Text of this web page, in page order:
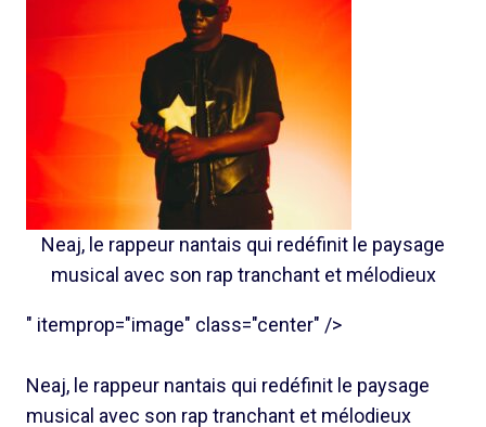
Neaj, le rappeur nantais qui redéfinit le paysage
musical avec son rap tranchant et mélodieux
" itemprop="image" class="center" />
Neaj, le rappeur nantais qui redéfinit le paysage
musical avec son rap tranchant et mélodieux